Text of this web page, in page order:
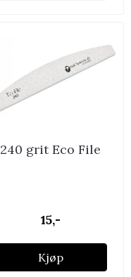
240 grit Eco File
15,-
Kjøp